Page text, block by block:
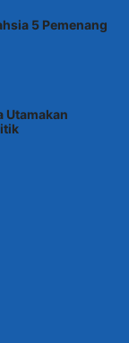
5 Pemenang
Utamakan